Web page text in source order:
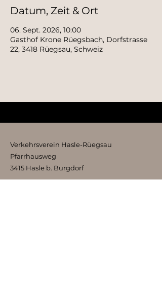
Datum, Zeit & Ort
06. Sept. 2026, 10:00
Gasthof Krone Rüegsbach, Dorfstrasse
22, 3418 Rüegsau, Schweiz
Verkehrsverein Hasle-Rüegsau
Pfarrhausweg
3415 Hasle b. Burgdorf